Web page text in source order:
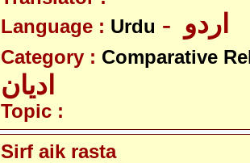
Language : Urdu
Category : Comparative
ادیان
Topic :
Sirf aik rasta